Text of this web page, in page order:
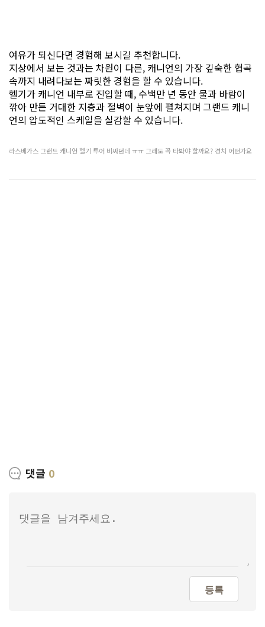
여유가 되신다면 경험해 보시길 추천합니다.
지상에서 보는 것과는 차원이 다른, 캐니언의 가장 깊숙한 협곡
속까지 내려다보는 짜릿한 경험을 할 수 있습니다.
헬기가 캐니언 내부로 진입할 때, 수백만 년 동안 물과 바람이
깎아 만든 거대한 지층과 절벽이 눈앞에 펼쳐지며 그랜드 캐니
언의 압도적인 스케일을 실감할 수 있습니다.
라스베가스 그랜드 캐니언 헬기 투어 비싸던데 ㅠㅠ 그래도 꼭 타봐야 할까요? 경치 어떤가요
댓글 0
등록